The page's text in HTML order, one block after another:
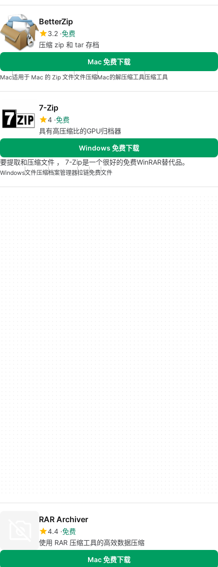
BetterZip
3.2 免费
压缩 zip 和 tar 存档
Mac 免费下载
Mac适用于 Mac 的 Zip 文件文件压缩Mac的解压缩工具压缩工具
7-Zip
4 免费
具有高压缩比的GPU归档器
Windows 免费下载
要提取和压缩文件 ， 7-Zip是一个很好的免费WinRAR替代品。
Windows文件压缩档案管理器拉链免费文件
RAR Archiver
4.4 免费
使用 RAR 压缩工具的高效数据压缩
Mac 免费下载